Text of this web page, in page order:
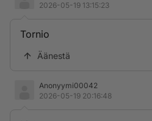
2026-05-19 13:15:23
Tornio
Äänestä
Anonyymi00042
2026-05-19 20:16:48